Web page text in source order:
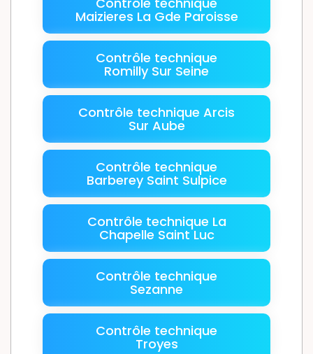
Maizieres La Gde Paroisse
Contrôle technique
Romilly Sur Seine
Contrôle technique Arcis
Sur Aube
Contrôle technique
Barberey Saint Sulpice
Contrôle technique La
Chapelle Saint Luc
Contrôle technique
Sezanne
Contrôle technique
Troyes